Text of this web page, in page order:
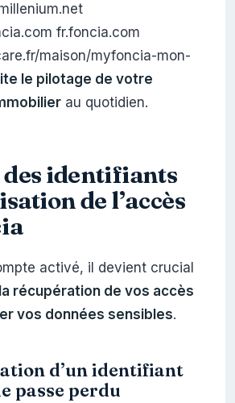
fr.foncia.com
maison/myfoncia-mon-
le pilotage de votre
au quotidien.
des identifiants
de l’accès
activé, il devient crucial
récupération de vos accès
vos données sensibles.
d’un identifiant
passe perdu